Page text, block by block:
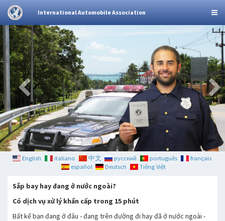
International Automobile Association
English italiano 中文 русский português
français
español
Deutsch Tiếng Việt
Sắp bay hay đang ở nước ngoài?
Có dịch vụ xử lý khẩn cấp trong 15 phút
Bất kể bạn đang ở đâu - đang trên đường đi hay đã ở nước ngoài -